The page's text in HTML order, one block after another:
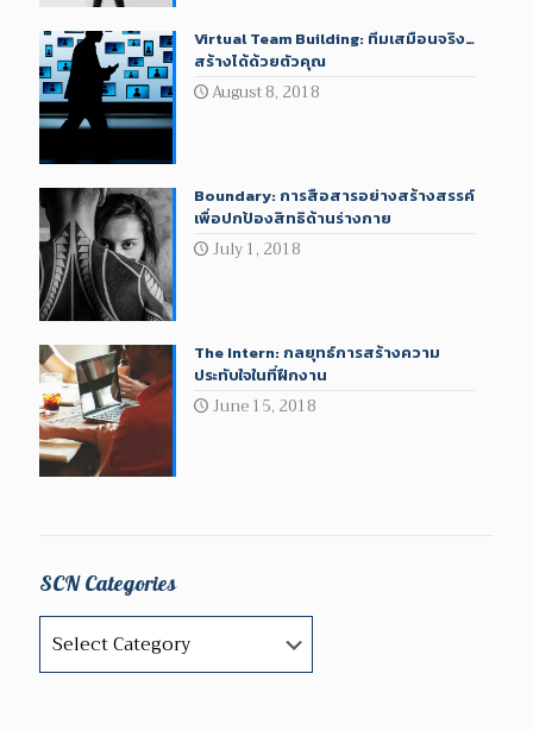
Virtual Team Building: ทีมเสมือนจริง…
สร้างได้ด้วยตัวคุณ
August 8, 2018
Boundary: การสื่อสารอย่างสร้างสรรค์
เพื่อปกป้องสิทธิด้านร่างกาย
July 1, 2018
The Intern: กลยุทธ์การสร้างความ
ประทับใจในที่ฝึกงาน
June 15, 2018
SCN Categories
SCN
Categories